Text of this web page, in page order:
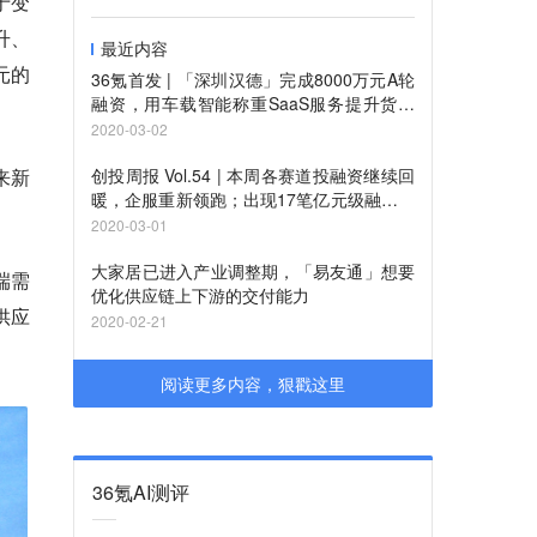
的
新
需
应
最近内容
36氪首发 | 「深圳汉德」完成8000万元A轮
融资，用车载智能称重SaaS服务提升货物
计量与追踪效率
2020-03-02
创投周报 Vol.54 | 本周各赛道投融资继续回
暖，企服重新领跑；出现17笔亿元级融资；
以及10个有意思项目
2020-03-01
大家居已进入产业调整期，「易友通」想要
优化供应链上下游的交付能力
2020-02-21
阅读更多内容，狠戳这里
36氪AI测评